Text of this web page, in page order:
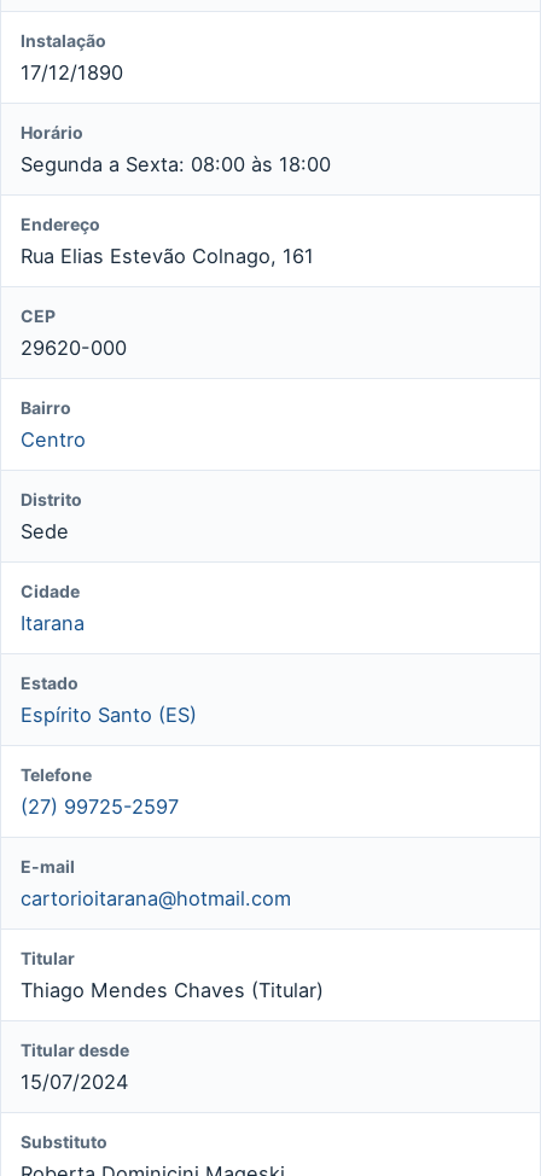
Instalação
17/12/1890
Horário
Segunda a Sexta: 08:00 às 18:00
Endereço
Rua Elias Estevão Colnago, 161
CEP
29620-000
Bairro
Centro
Distrito
Sede
Cidade
Itarana
Estado
Espírito Santo (ES)
Telefone
(27) 99725-2597
E-mail
cartorioitarana@hotmail.com
Titular
Thiago Mendes Chaves (Titular)
Titular desde
15/07/2024
Substituto